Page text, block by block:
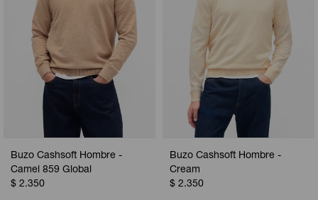
Buzo Cashsoft Hombre -
Camel 859 Global
$ 2.350
Buzo Cashsoft Hombre -
Cream
$ 2.350